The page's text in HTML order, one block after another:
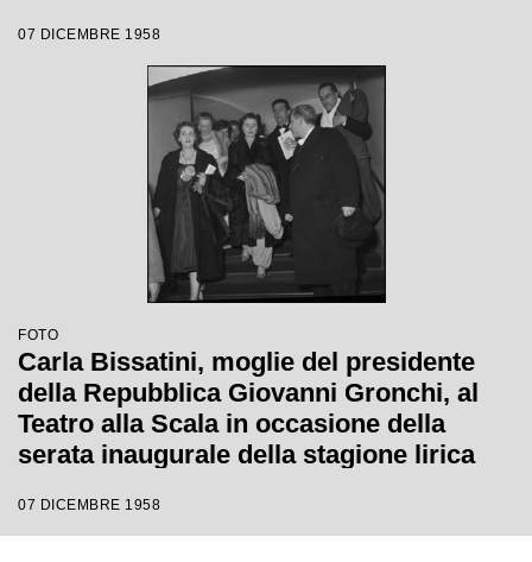
Margherita Wallmann
07 DICEMBRE 1958
FOTO
Carla Bissatini, moglie del presidente
della Repubblica Giovanni Gronchi, al
Teatro alla Scala in occasione della
serata inaugurale della stagione lirica
Giacomo Puccini, diretta da Antonino
07 DICEMBRE 1958